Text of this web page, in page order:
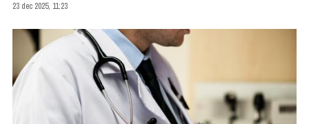
23 dec 2025, 11:23